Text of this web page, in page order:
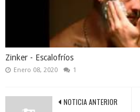
Zinker - Escalofríos
Enero 08, 2020 1
NOTICIA ANTERIOR